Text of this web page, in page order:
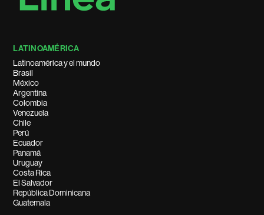
LATINOAMÉRICA
Latinoamérica y el mundo
Brasil
México
Argentina
Colombia
Venezuela
Chile
Perú
Ecuador
Panamá
Uruguay
Costa Rica
El Salvador
República Dominicana
Guatemala